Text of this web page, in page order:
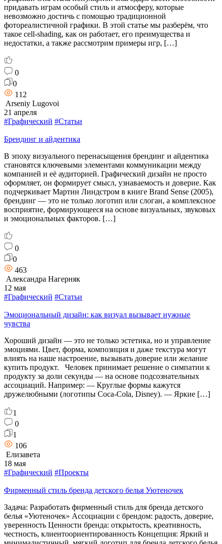
придавать играм особый стиль и атмосферу, которые
невозможно достичь с помощью традиционной
фотореалистичной графики. В этой статье мы разберём, что
такое cell-shading, как он работает, его преимущества и
недостатки, а также рассмотрим примеры игр, […]
0
0
112
Arseniy Lugovoi
21 апреля
#Графический #Статьи
Брендинг и айдентика
В эпоху визуального перенасыщения брендинг и айдентика
становятся ключевыми элементами коммуникации между
компанией и её аудиторией. Графический дизайн не просто
оформляет, он формирует смысл, узнаваемость и доверие. Как
подчеркивает Мартин Линдстром в книге Brand Sense (2005),
брендинг — это не только логотип или слоган, а комплексное
восприятие, формирующееся на основе визуальных, звуковых
и эмоциональных факторов. […]
0
0
463
Александра Нагерняк
12 мая
#Графический #Статьи
Эмоциональный дизайн: как визуал вызывает нужные
чувства
Хороший дизайн — это не только эстетика, но и управление
эмоциями. Цвет, форма, композиция и даже текстура могут
влиять на наше настроение, вызывать доверие или желание
купить продукт. Человек принимает решение о симпатии к
продукту за доли секунды — на основе подсознательных
ассоциаций. Например: — Круглые формы кажутся
дружелюбными (логотипы Coca-Cola, Disney). — Яркие […]
1
0
1
106
Елизавета
18 мая
#Графический #Проекты
Фирменный стиль бренда детского белья Уютеночек
Задача: Разработать фирменный стиль для бренда детского
белья «Уютеночек» Ассоциации с брендом: радость, доверие,
уверенность Ценности бренда: открытость, креативность,
честность, клиентоориентированность Концепция: Яркий и